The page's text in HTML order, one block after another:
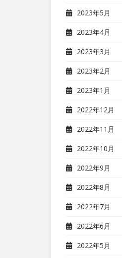
2023年5月
2023年4月
2023年3月
2023年2月
2023年1月
2022年12月
2022年11月
2022年10月
2022年9月
2022年8月
2022年7月
2022年6月
2022年5月